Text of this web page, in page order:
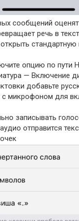
сообщений
речь в
стандартную
опцию по пути
— Включение
добавьте
с микрофоном для
записывать
отправится